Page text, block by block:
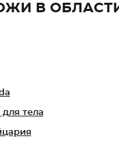
В
для тела